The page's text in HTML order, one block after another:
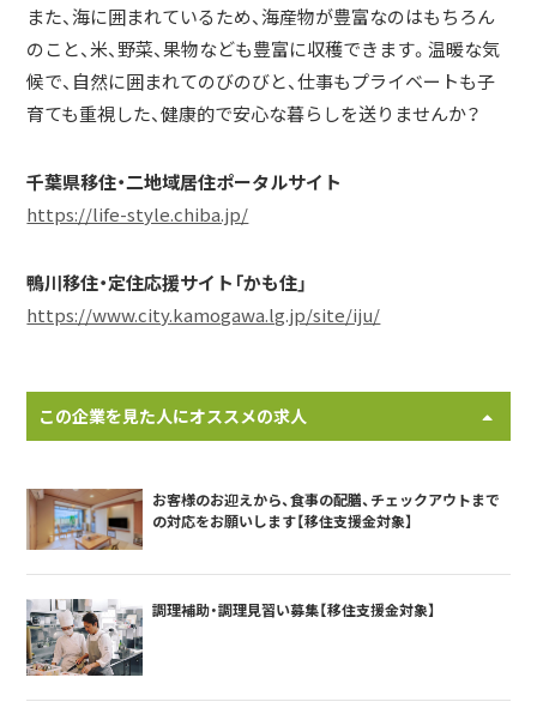
また、海に囲まれているため、海産物が豊富なのはもちろん
のこと、米、野菜、果物なども豊富に収穫できます。温暖な気
候で、自然に囲まれてのびのびと、仕事もプライベートも子
育ても重視した、健康的で安心な暮らしを送りませんか？
千葉県移住・二地域居住ポータルサイト
https://life-style.chiba.jp/
鴨川移住・定住応援サイト「かも住」
https://www.city.kamogawa.lg.jp/site/iju/
この企業を見た人にオススメの求人
お客様のお迎えから、食事の配膳、チェックアウトまで
の対応をお願いします【移住支援金対象】
調理補助・調理見習い募集【移住支援金対象】